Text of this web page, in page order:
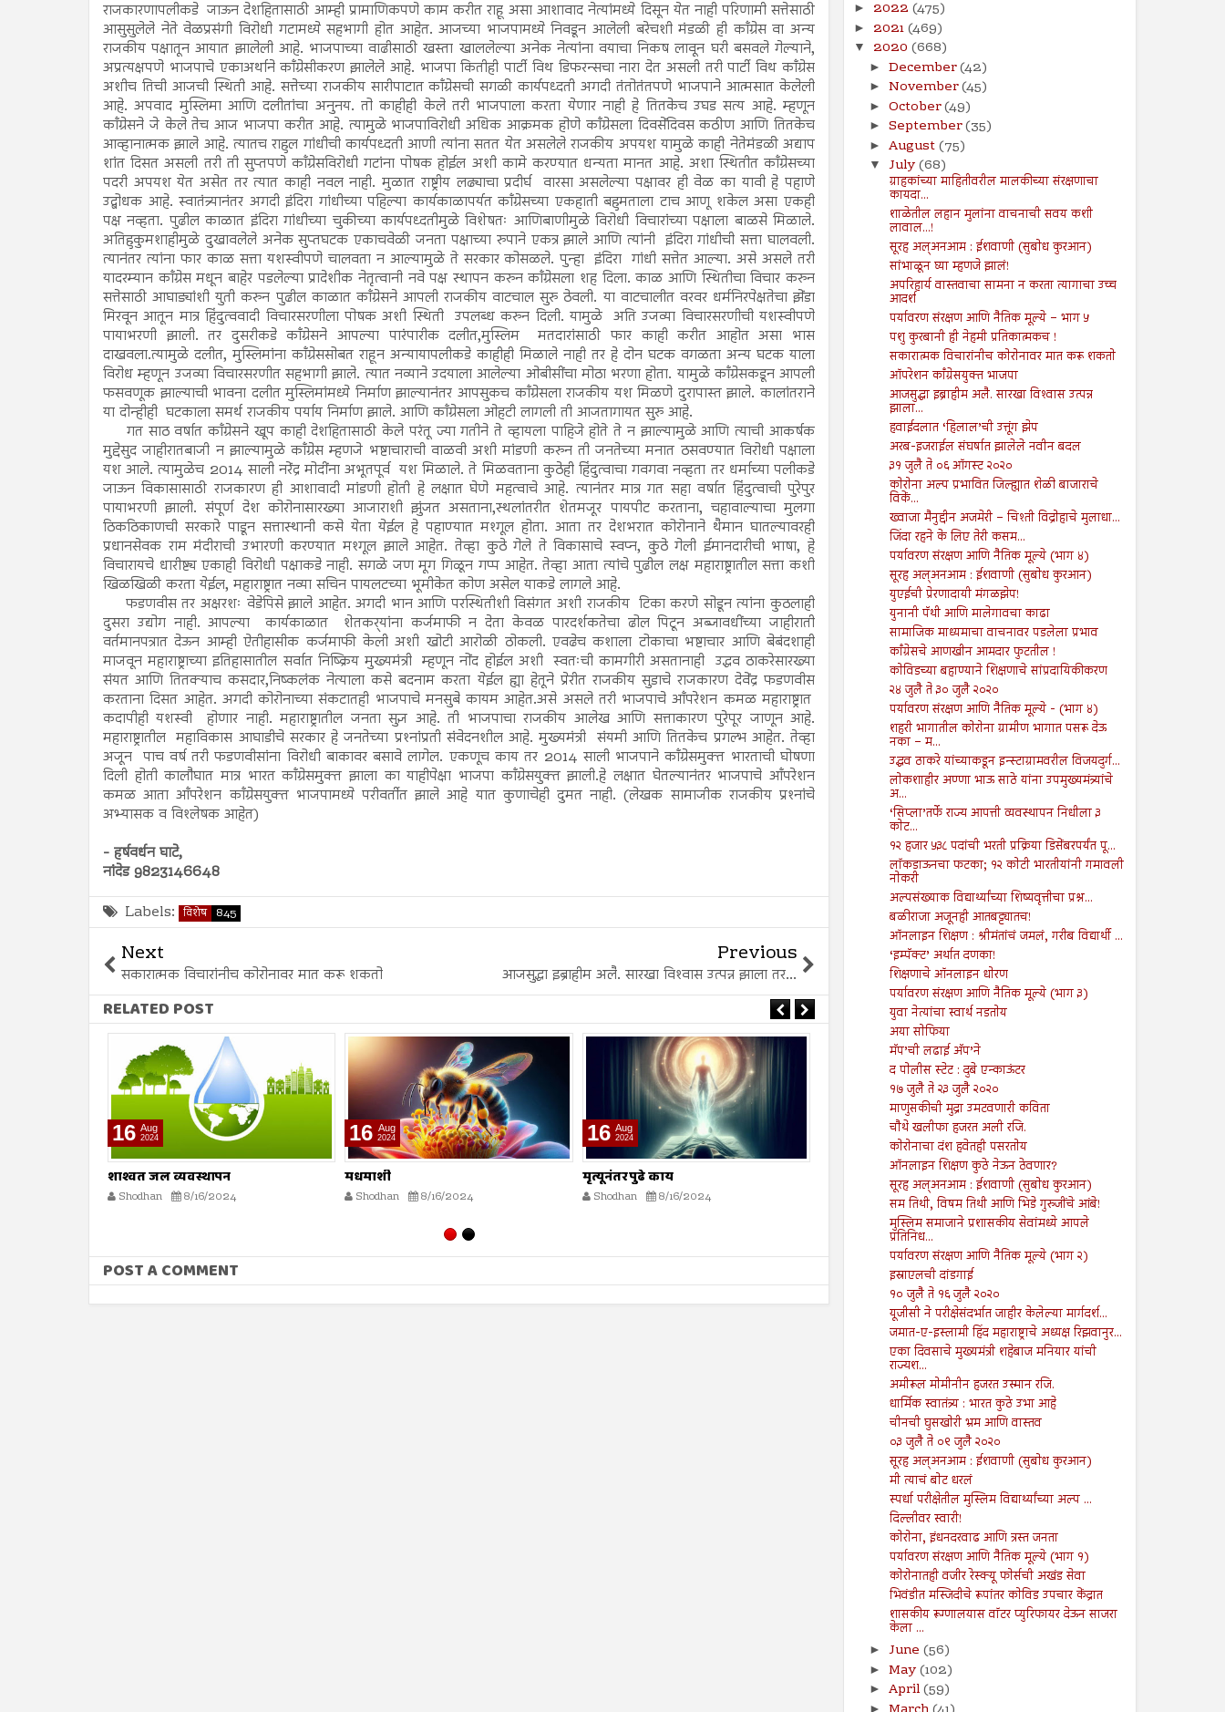
राजकारणापलीकडे जाऊन देशहितासाठी आम्ही प्रामाणिकपणे काम करीत राहू असा आशावाद नेत्यांमध्ये दिसून येत नाही परिणामी सत्तेसाठी
आसुसुलेले नेते वेळप्रसंगी विरोधी गटामध्ये सहभागी होत आहेत. आजच्या भाजपामध्ये निवडून आलेली बरेचशी मंडळी ही काँग्रेस वा अन्य
राजकीय पक्षातून आयात झालेली आहे. भाजपाच्या वाढीसाठी खस्ता खाललेल्या अनेक नेत्यांना वयाचा निकष लावून घरी बसवले गेल्याने,
अप्रत्यक्षपणे भाजपाचे एकाअर्थाने काँग्रेसीकरण झालेले आहे. भाजपा कितीही पार्टी विथ डिफरन्सचा नारा देत असली तरी पार्टी विथ काँग्रेस
अशीच तिची आजची स्थिती आहे. सत्तेच्या राजकीय सारीपाटात काँग्रेसची सगळी कार्यपध्दती अगदी तंतोतंतपणे भाजपाने आत्मसात केलेली
आहे. अपवाद मुस्लिमा आणि दलीतांचा अनुनय. तो काहीही केले तरी भाजपाला करता येणार नाही हे तितकेच उघड सत्य आहे. म्हणून
काँग्रेसने जे केले तेच आज भाजपा करीत आहे. त्यामुळे भाजपाविरोधी अधिक आक्रमक होणे काँग्रेसला दिवसेंदिवस कठीण आणि तितकेच
आव्हानात्मक झाले आहे. त्यातच राहुल गांधीची कार्यपध्दती आणी त्यांना सतत येत असलेले राजकीय अपयश यामुळे काही नेतेमंडळी अद्याप
शांत दिसत असली तरी ती सुप्तपणे काँग्रेसविरोधी गटांना पोषक होईल अशी कामे करण्यात धन्यता मानत आहे. अशा स्थितीत काँग्रेसच्या
पदरी अपयश येत असेत तर त्यात काही नवल नाही. मुळात राष्ट्रीय लढ्याचा प्रदीर्घ वारसा असलेल्या पक्षावर ही वेळ का यावी हे पहाणे
उद्बोधक आहे. स्वातंत्र्यानंतर अगदी इंदिरा गांधीच्या पहिल्या कार्यकाळापर्यत काँग्रेसच्या एकहाती बहुमताला टाच आणू शकेल असा एकही
पक्ष नव्हता. पुढील काळात इंदिरा गांधीच्या चुकीच्या कार्यपध्दतीमुळे विशेषतः आणिबाणीमुळे विरोधी विचारांच्या पक्षाला बाळसे मिळाले.
अतिहुकुमशाहीमुळे दुखावलेले अनेक सुप्तघटक एकाचवेळी जनता पक्षाच्या रुपाने एकत्र झाले आणि त्यांनी इंदिरा गांधीची सत्ता घालवली.
त्यानंतर त्यांना फार काळ सत्ता यशस्वीपणे चालवता न आल्यामुळे ते सरकार कोसळले. पुन्हा इंदिरा गांधी सत्तेत आल्या. असे असले तरी
यादरम्यान काँग्रेस मधून बाहेर पडलेल्या प्रादेशीक नेतृत्वानी नवे पक्ष स्थापन करुन काँग्रेसला शह दिला. काळ आणि स्थितीचा विचार करुन
सत्तेसाठी आघाड्यांशी युती करुन पुढील काळात काँग्रेसने आपली राजकीय वाटचाल सुरु ठेवली. या वाटचालीत वरवर धर्मनिरपेक्षतेचा झेंडा
मिरवून आतून मात्र हिंदुत्ववादी विचारसरणीला पोषक अशी स्थिती उपलब्ध करुन दिली. यामुळे अति उजव्या विचारसरणीची यशस्वीपणे
पायाभरणी झाली. तर दुसरीकडे काँग्रेसने आपल्या पारंपारीक दलीत,मुस्लिम मतदारांसाठी फार काही करीत आहोत असा भास
दाखवला.त्यामुळे दलीत, मुस्लिमांना काँग्रेससोबत राहून अन्यायापलीकडे काहीही मिळाले नाही तर हे दोन घटक वगळता अन्य घटक याला
विरोध म्हणून उजव्या विचारसरणीत सहभागी झाले. त्यात नव्याने उदयाला आलेल्या ओबीसींचा मोठा भरणा होता. यामुळे काँग्रेसकडून आपली
फसवणूक झाल्याची भावना दलीत मुस्लिमांमध्ये निर्माण झाल्यानंतर आपसुकच काँग्रेसला राजकीय यश मिळणे दुरापास्त झाले. कालांतराने
या दोन्हीही घटकाला समर्थ राजकीय पर्याय निर्माण झाले. आणि काँग्रेसला ओहटी लागली ती आजतागायत सुरु आहे.
गत साठ वर्षात काँग्रेसने खूप काही देशहितासाठी केले परंतू ज्या गतीने ते व्हायला पाहिजे होते ते न झाल्यामुळे आणि त्याची आकर्षक
मुद्देसुद जाहीरातबाजी न झाल्यामुळे काँग्रेस म्हणजे भष्टाचाराची वाळवी अशी मांडणी करुन ती जनतेच्या मनात ठसवण्यात विरोधी पक्षाला
यश आले. त्यामुळेच 2014 साली नरेंद्र मोदींना अभूतपूर्व यश मिळाले. ते मिळवताना कुठेही हिंदुत्वाचा गवगवा नव्हता तर धर्माच्या पलीकडे
जाऊन विकासासाठी राजकारण ही आशावादी मांडणी होती हे लक्षात घेणे महत्वाचे आहे. त्यानंतर मात्र गत सहा वर्षात हिंदुत्वाची पुरेपुर
पायाभरणी झाली. संपूर्ण देश कोरोनासारख्या आजाराशी झुंजत असताना,स्थलांतरीत शेतमजूर पायपीट करताना, चहावाल्याचा मुलगा
ठिकठिकाणची सरकारे पाडून सत्तास्थानी कसे येता येईल हे पहाण्यात मश्गूल होता. आता तर देशभरात कोरोनाने थैमान घातल्यावरही
प्रधानसेवक राम मंदीराची उभारणी करण्यात मश्गूल झाले आहेत. तेव्हा कुठे गेले ते विकासाचे स्वप्न, कुठे गेली ईमानदारीची भाषा, हे
विचारायचे धारीष्ट्य एकाही विरोधी पक्षाकडे नाही. सगळे जण मूग गिळून गप्प आहेत. तेव्हा आता त्यांचे पुढील लक्ष महाराष्ट्रातील सत्ता कशी
खिळखिळी करता येईल, महाराष्ट्रात नव्या सचिन पायलटच्या भूमीकेत कोण असेल याकडे लागले आहे.
फडणवीस तर अक्षरशः वेडेपिसे झाले आहेत. अगदी भान आणि परस्थितीशी विसंगत अशी राजकीय टिका करणे सोडून त्यांना कुठलाही
दुसरा उद्योग नाही. आपल्या कार्यकाळात शेतकर्‍यांना कर्जमाफी न देता केवळ पारदर्शकतेचा ढोल पिटून अब्जावधींच्या जाहीराती
वर्तमानपत्रात देऊन आम्ही ऐतीहासीक कर्जमाफी केली अशी खोटी आरोळी ठोकली. एवढेच कशाला टोकाचा भष्टाचार आणि बेबंदशाही
माजवून महाराष्ट्राच्या इतिहासातील सर्वात निष्क्रिय मुख्यमंत्री म्हणून नोंद होईल अशी स्वतःची कामगीरी असतानाही उद्धव ठाकरेसारख्या
संयत आणि तितक्याच कसदार,निष्कलंक नेत्याला कसे बदनाम करता येईल ह्या हेतूने प्रेरीत राजकीय सुडाचे राजकारण देवेंद्र फडणवीस
करताना दिसत आहेत. अगदी कोरोनाच्या संकटातही भाजपाचे मनसुबे कायम आहेत.असे असले तरी भाजपाचे आँपरेशन कमळ महाराष्ट्रात
कदापीही यशस्वी होणार नाही. महाराष्ट्रातील जनता सुज्ञ आहे. ती भाजपाचा राजकीय आलेख आणि सत्ताकारण पुरेपूर जाणून आहे.
महाराष्ट्रातील महाविकास आघाडीचे सरकार हे जनतेच्या प्रश्‍नांप्रती संवेदनशील आहे. मुख्यमंत्री संयमी आणि तितकेच प्रगल्भ आहेत. तेव्हा
अजून पाच वर्ष तरी फडणवीसांना विरोधी बाकावर बसावे लागेल. एकणूच काय तर 2014 साली भाजपाने काँग्रेसमुक्त भारताची घोषणा
दिली होती कालौघात मात्र भारत काँग्रेसमुक्त झाला का याहीपेक्षा भाजपा काँग्रेसयुक्त झाली.हे लक्षात घेतल्यानंतर भाजपाचे आँपरेशन
कमळ आता आँपरेशन काँग्रेसयुक्त भाजपामध्ये परीवर्तीत झाले आहे यात कुणाचेही दुमत नाही. (लेखक सामाजीक राजकीय प्रश्‍नांचे
अभ्यासक व विश्‍लेषक आहेत)
- हर्षवर्धन घाटे,
नांदेड 9823146648
Labels: विशेष 845
Next
सकारात्मक विचारांनीच कोरोनावर मात करू शकतो
Previous
आजसुद्धा इब्राहीम अलै. सारखा विश्‍वास उत्पन्न झाला तर...
RELATED POST
16 Aug
2024
मधमाशी
Shodhan 8/16/2024
16 Aug
2024
मृत्यूनंतर पुढे काय
Shodhan 8/16/2024
16 Aug
2024
भारतीय स्वातंत्र्य लढ्यातील स्त्रियांचे
योगदान
सर्व मानवजातीसाठी दया
8/16/2024
भारतीय लोकशाहीचे भवितव्य
Shodhan
POST A COMMENT
► 2022 (475)
► 2021(469)
▼ 2020 (668)
► December(42)
► November(45)
► October(49)
► September(35)
► August(75)
▼ July(68)
ग्राहकांच्या माहितीवरील मालकीच्या संरक्षणाचा
कायदा...
शाळेतील लहान मुलांना वाचनाची सवय कशी
लावाल...!
सूरह अल्अनआम : ईशवाणी (सुबोध कुरआन)
सांभाळून घ्या म्हणजे झालं!
अपरिहार्य वास्तवाचा सामना न करता त्यागाचा उच्च
आदर्श
पर्यावरण संरक्षण आणि नैतिक मूल्ये – भाग ५
पशु कुरबानी ही नेहमी प्रतिकात्मकच !
सकारात्मक विचारांनीच कोरोनावर मात करू शकतो
ऑपरेशन काँग्रेसयुक्त भाजपा
आजसुद्धा इब्राहीम अलै. सारखा विश्‍वास उत्पन्न
झाला...
हवाईदलात ‘हिलाल’ची उत्तूंग झेप
अरब-इजराईल संघर्षात झालेले नवीन बदल
३१ जुलै ते ०६ ऑगस्ट २०२०
कोरोना अल्प प्रभावित जिल्ह्यात शेळी बाजाराचे
विकें...
ख्वाजा मैनुद्दीन अजमेरी – चिश्ती विद्रोहाचे मुलाधा...
जिंदा रहने के लिए तेरी कसम...
पर्यावरण संरक्षण आणि नैतिक मूल्ये (भाग ४)
सूरह अल्अनआम : ईशवाणी (सुबोध कुरआन)
युएईची प्रेरणादायी मंगळझेप!
युनानी पॅथी आणि मालेगावचा काढा
सामाजिक माध्यमाचा वाचनावर पडलेला प्रभाव
काँग्रेसचे आणखीन आमदार फुटतील !
कोविडच्या बहाण्याने शिक्षणाचे सांप्रदायिकीकरण
२४ जुलै ते ३० जुलै २०२०
पर्यावरण संरक्षण आणि नैतिक मूल्ये - (भाग ४)
शहरी भागातील कोरोना ग्रामीण भागात पसरू देऊ
नका – म...
उद्धव ठाकरे यांच्याकडून इन्स्टाग्रामवरील विजयदुर्ग...
लोकशाहीर अण्णा भाऊ साठे यांना उपमुख्यमंत्र्यांचे
अ...
‘सिप्ला’तर्फे राज्य आपत्ती व्यवस्थापन निधीला ३
कोट...
१२ हजार ५३८ पदांची भरती प्रक्रिया डिसेंबरपर्यंत पू...
लॉकडाऊनचा फटका; १२ कोटी भारतीयांनी गमावली
नोकरी
अल्पसंख्याक विद्यार्थ्यांच्या शिष्यवृत्तीचा प्रश्न...
बळीराजा अजूनही आतबट्ट्यातच!
ऑनलाइन शिक्षण : श्रीमंतांचं जमलं, गरीब विद्यार्थी ...
‘इम्पॅक्ट’ अर्थात दणका!
शिक्षणाचे ऑनलाइन धोरण
पर्यावरण संरक्षण आणि नैतिक मूल्ये (भाग ३)
युवा नेत्यांचा स्वार्थ नडतोय
अया सोफिया
मॅप’ची लढाई अ‍ॅप’ने
द पोलीस स्टेट : दुबे एन्काऊंटर
१७ जुलै ते २३ जुलै २०२०
माणुसकीची मुद्रा उमटवणारी कविता
चौथे खलीफा हजरत अली रजि.
कोरोनाचा दंश हवेतही पसरतोय
ऑनलाइन शिक्षण कुठे नेऊन ठेवणार?
सूरह अल्अनआम : ईशवाणी (सुबोध कुरआन)
सम तिथी, विषम तिथी आणि भिडे गुरुजींचे आंबे!
मुस्लिम समाजाने प्रशासकीय सेवांमध्ये आपले
प्रतिनिध...
पर्यावरण संरक्षण आणि नैतिक मूल्ये (भाग २)
इस्राएलची दांडगाई
१० जुलै ते १६ जुलै २०२०
यूजीसी ने परीक्षेसंदर्भात जाहीर केलेल्या मार्गदर्श...
जमात-ए-इस्लामी हिंद महाराष्ट्राचे अध्यक्ष रिझवानुर...
एका दिवसाचे मुख्यमंत्री शहेबाज मनियार यांची
राज्यश...
अमीरूल मोमीनीन हजरत उस्मान रजि.
धार्मिक स्वातंत्र्य : भारत कुठे उभा आहे
चीनची घुसखोरी भ्रम आणि वास्तव
०३ जुलै ते ०९ जुलै २०२०
सूरह अल्अनआम : ईशवाणी (सुबोध कुरआन)
मी त्याचं बोट धरलं
स्पर्धा परीक्षेतील मुस्लिम विद्यार्थ्यांच्या अल्प ...
दिल्लीवर स्वारी!
कोरोना, इंधनदरवाढ आणि त्रस्त जनता
पर्यावरण संरक्षण आणि नैतिक मूल्ये (भाग १)
कोरोनातही वजीर रेस्क्यू फोर्सची अखंड सेवा
भिवंडीत मस्जिदीचे रूपांतर कोविड उपचार केंद्रात
शासकीय रूग्णालयास वॉटर प्युरिफायर देऊन साजरा
केला ...
► June (56)
► May(102)
► April(59)
►